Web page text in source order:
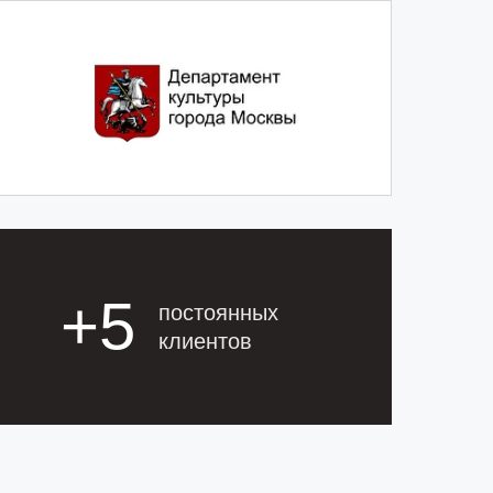
постоянных
клиентов
+5